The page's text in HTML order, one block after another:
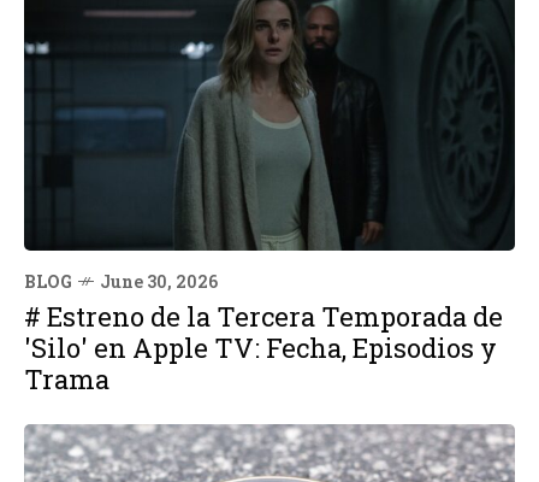
BLOG June 30, 2026
# Estreno de la Tercera Temporada de
'Silo' en Apple TV: Fecha, Episodios y
Trama